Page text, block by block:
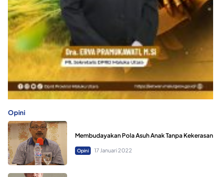
Opini
Membudayakan Pola Asuh Anak Tanpa Kekerasan
Opini 17 Januari 2022